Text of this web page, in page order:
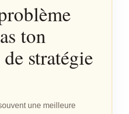
ton
stratégie
une meilleure